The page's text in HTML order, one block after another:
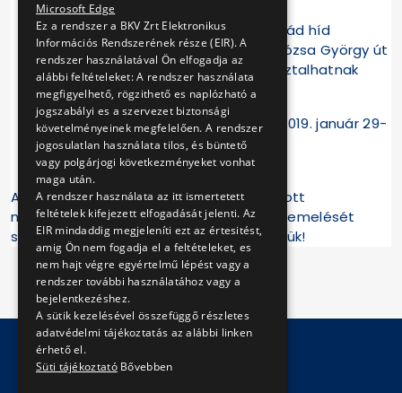
A negyedik füstpróba helyszíne: Árpád híd
metróállomás. A Forgách utca és Dózsa György út
állomások közötti szakaszon tapasztalhatnak
füstkiáramlást.
A negyedik füstpróba időtartama: 2019. január 29-
31.
A hő- és füstelvezető rendszer a felújított
metrószakasz minél biztonságosabb üzemelését
szolgálja, megértésüket előre is köszönjük!
Microsoft Edge
Ez a rendszer a BKV Zrt Elektronikus
Információs Rendszerének része (EIR). A
rendszer használatával Ön elfogadja az
alábbi feltételeket: A rendszer használata
megfigyelhető, rögzithető es naplózható a
jogszabályi es a szervezet biztonsági
követelményeinek megfelelően. A rendszer
jogosulatlan használata tilos, és büntető
vagy polgárjogi következményeket vonhat
maga után.
A rendszer használata az itt ismertetett
feltételek kifejezett elfogadását jelenti. Az
EIR mindaddig megjeleníti ezt az értesitést,
amig Ön nem fogadja el a feltételeket, es
nem hajt végre egyértelmű lépést vagy a
rendszer további használatához vagy a
bejelentkezéshez.
A sütik kezelésével összefüggő részletes
adatvédelmi tájékoztatás az alábbi linken
érhető el.
Süti tájékoztató Bővebben